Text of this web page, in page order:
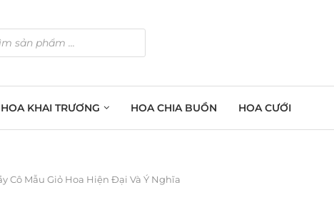
HOA KHAI TRƯƠNG HOA CHIA BUỒN HOA CƯỚI
Cô Mẫu Giỏ Hoa Hiện Đại Và Ý Nghĩa